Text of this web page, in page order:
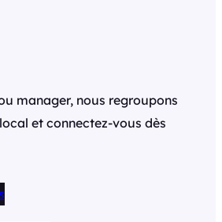
manager, nous regroupons
et connectez-vous dès